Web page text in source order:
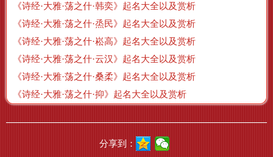
《诗经·大雅·荡之什·韩奕》起名大全以及赏析
《诗经·大雅·荡之什·烝民》起名大全以及赏析
《诗经·大雅·荡之什·崧高》起名大全以及赏析
《诗经·大雅·荡之什·云汉》起名大全以及赏析
《诗经·大雅·荡之什·桑柔》起名大全以及赏析
《诗经·大雅·荡之什·抑》起名大全以及赏析
分享到：